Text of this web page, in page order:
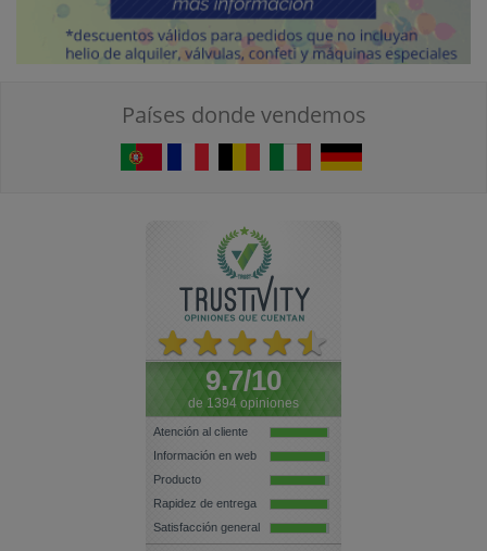
Países donde vendemos
9.7/10
de 1394 opiniones
Atención al cliente
Información en web
Producto
Rapidez de entrega
Satisfacción general